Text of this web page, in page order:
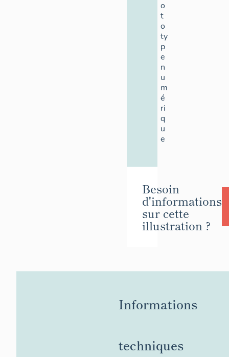
o
t
o
ty
p
e
n
u
m
é
ri
q
u
e
Besoin
d'informations
sur cette
illustration ?
Informations
techniques